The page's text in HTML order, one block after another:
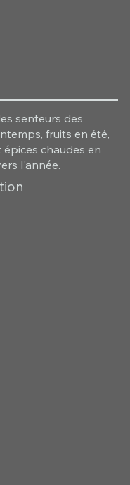
senteurs des
fruits en été,
chaudes en
l'année.